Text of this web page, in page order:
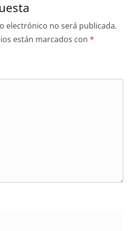
electrónico no será publicada.
están marcados con *